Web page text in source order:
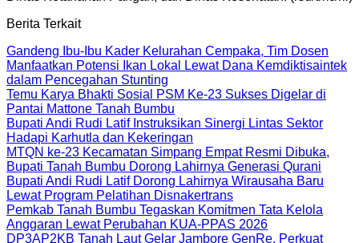
Berita Terkait
Gandeng Ibu-Ibu Kader Kelurahan Cempaka, Tim Dosen
Manfaatkan Potensi Ikan Lokal Lewat Dana Kemdiktisaintek
dalam Pencegahan Stunting
Temu Karya Bhakti Sosial PSM Ke-23 Sukses Digelar di
Pantai Mattone Tanah Bumbu
Bupati Andi Rudi Latif Instruksikan Sinergi Lintas Sektor
Hadapi Karhutla dan Kekeringan
MTQN ke-23 Kecamatan Simpang Empat Resmi Dibuka,
Bupati Tanah Bumbu Dorong Lahirnya Generasi Qurani
Bupati Andi Rudi Latif Dorong Lahirnya Wirausaha Baru
Lewat Program Pelatihan Disnakertrans
Pemkab Tanah Bumbu Tegaskan Komitmen Tata Kelola
Anggaran Lewat Perubahan KUA-PPAS 2026
DP3AP2KB Tanah Laut Gelar Jambore GenRe, Perkuat